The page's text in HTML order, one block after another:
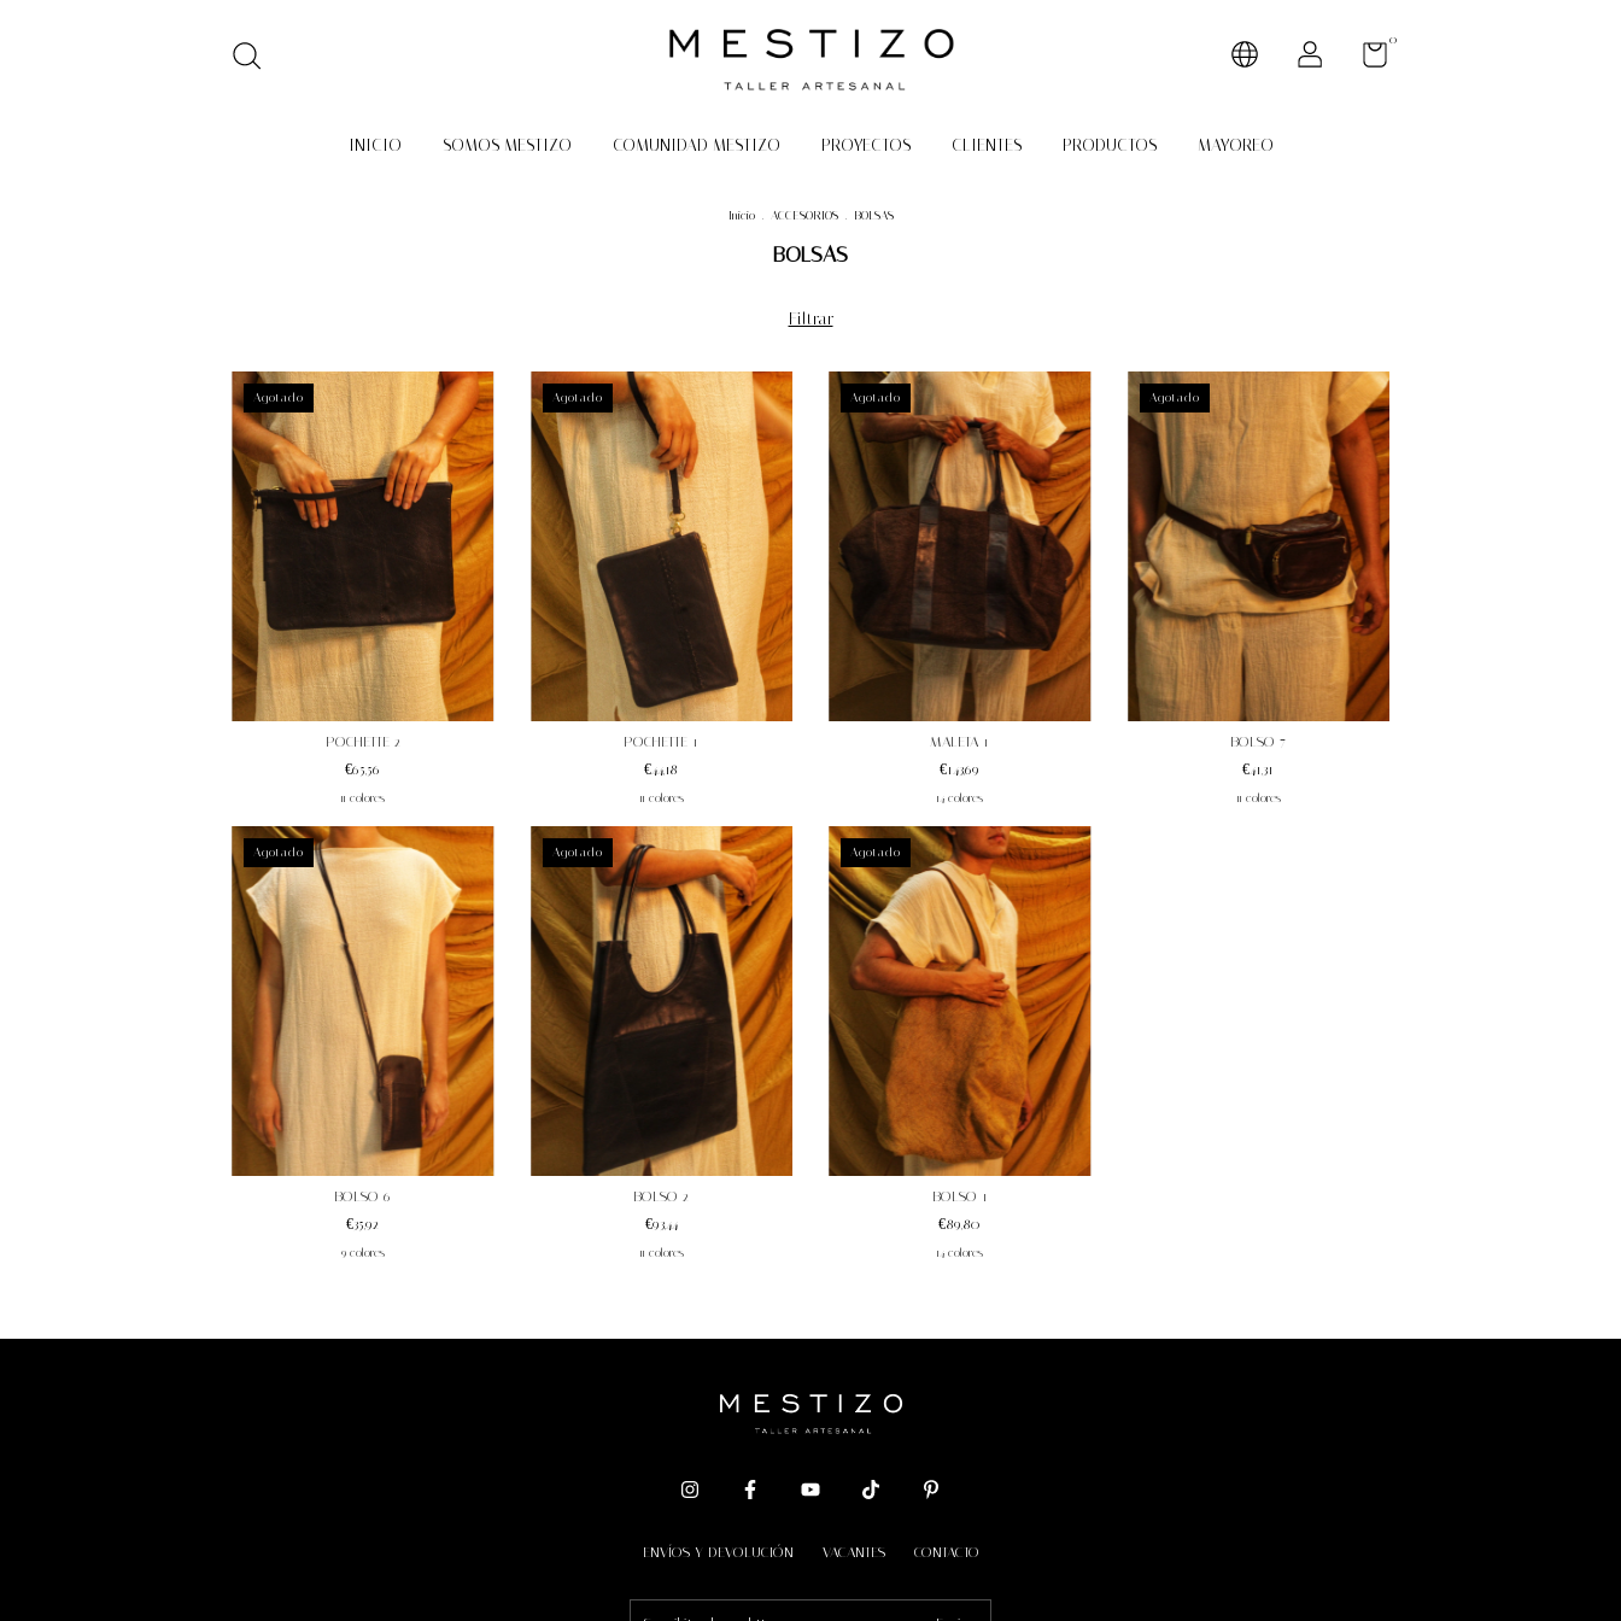
0
INICIO SOMOS MESTIZO COMUNIDAD MESTIZO PROYECTOS CLIENTES PRODUCTOS MAYOREO
Inicio . ACCESORIOS . BOLSAS
BOLSAS
Filtrar
Agotado
POCHETTE 2
€65,56
11 colores
Agotado
POCHETTE 1
€44,18
11 colores
Agotado
MALETA 1
€143,69
14 colores
Agotado
BOLSO 7
€41,31
11 colores
Agotado
BOLSO 6
€35,92
9 colores
Agotado
BOLSO 2
€93,44
11 colores
Agotado
BOLSO 1
€89,80
14 colores
ENVÍOS Y DEVOLUCIÓN VACANTES CONTACTO